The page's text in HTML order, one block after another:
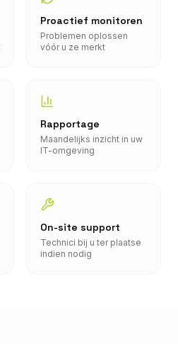
Proactief monitoren
Problemen oplossen
vóór u ze merkt
Rapportage
Maandelijks inzicht in uw
IT-omgeving
On-site support
Technici bij u ter plaatse
indien nodig